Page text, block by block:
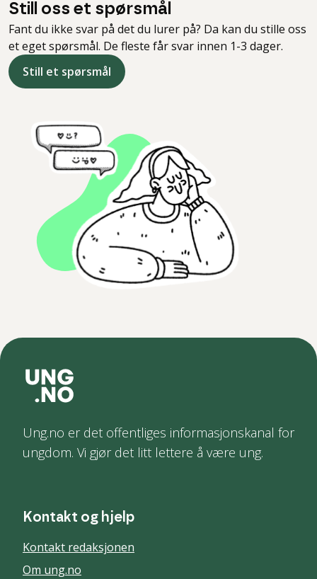
Still oss et spørsmål
Fant du ikke svar på det du lurer på? Da kan du stille oss
et eget spørsmål. De fleste får svar innen 1-3 dager.
Still et spørsmål
Ung.no er det offentliges informasjonskanal for
ungdom. Vi gjør det litt lettere å være ung.
Kontakt og hjelp
Kontakt redaksjonen
Om ung.no